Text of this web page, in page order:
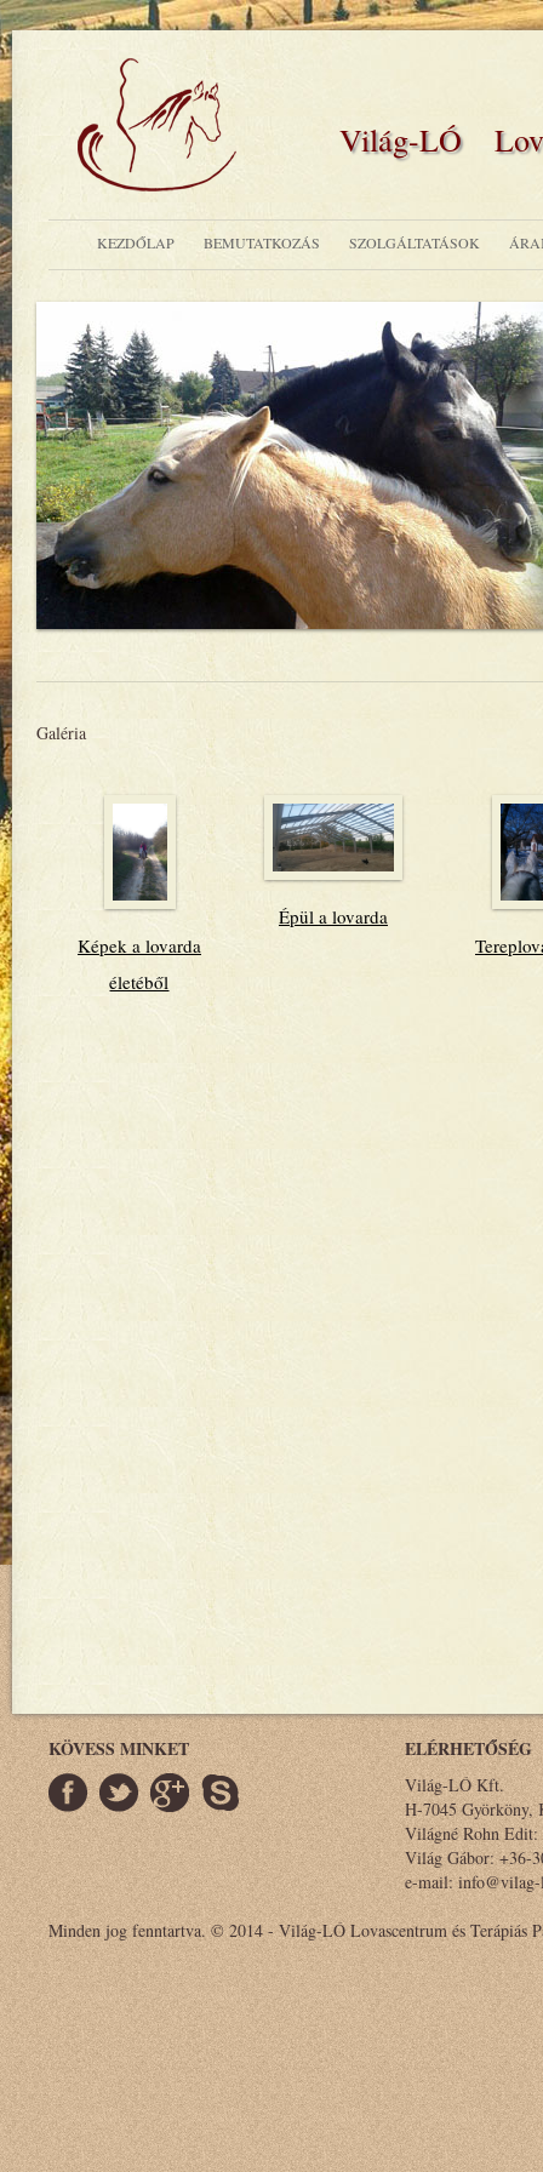
Világ-LÓ
KEZDŐLAP BEMUTATKOZÁS SZOLGÁLTATÁSOK
Galéria
Képek a lovarda
életéből
Épül a lovarda
KÖVESS MINKET ELÉRHETŐSÉG
Világ-LÓ Kft.
H-7045 Györköny,
Világné Rohn
Világ Gábor: +36-
e-mail:
Minden jog fenntartva. © 2014 - Világ-LÓ Lovascentrum és Terápiás